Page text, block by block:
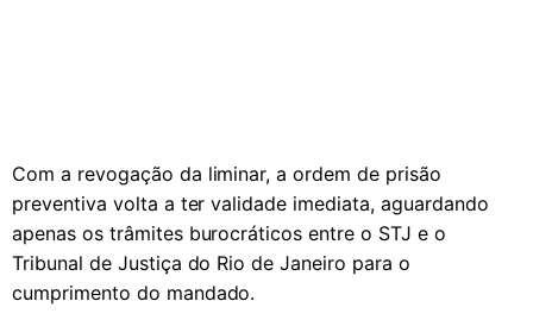
Com a revogação da liminar, a ordem de prisão
preventiva volta a ter validade imediata, aguardando
apenas os trâmites burocráticos entre o STJ e o
Tribunal de Justiça do Rio de Janeiro para o
cumprimento do mandado.